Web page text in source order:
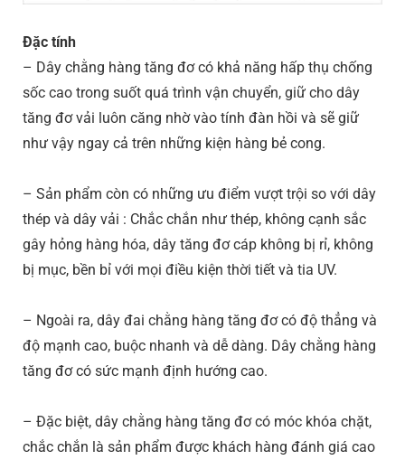
Đặc tính
– Dây chằng hàng tăng đơ có khả năng hấp thụ chống
sốc cao trong suốt quá trình vận chuyển, giữ cho dây
tăng đơ vải luôn căng nhờ vào tính đàn hồi và sẽ giữ
như vậy ngay cả trên những kiện hàng bẻ cong.
– Sản phẩm còn có những ưu điểm vượt trội so với dây
thép và dây vải : Chắc chắn như thép, không cạnh sắc
gây hỏng hàng hóa, dây tăng đơ cáp không bị rỉ, không
bị mục, bền bỉ với mọi điều kiện thời tiết và tia UV.
– Ngoài ra, dây đai chằng hàng tăng đơ có độ thẳng và
độ mạnh cao, buộc nhanh và dễ dàng. Dây chằng hàng
tăng đơ có sức mạnh định hướng cao.
– Đặc biệt, dây chằng hàng tăng đơ có móc khóa chặt,
chắc chắn là sản phẩm được khách hàng đánh giá cao